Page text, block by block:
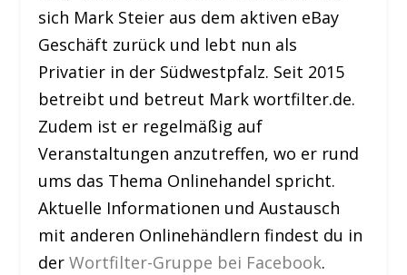
sich Mark Steier aus dem aktiven eBay
Geschäft zurück und lebt nun als
Privatier in der Südwestpfalz. Seit 2015
betreibt und betreut Mark wortfilter.de.
Zudem ist er regelmäßig auf
Veranstaltungen anzutreffen, wo er rund
ums das Thema Onlinehandel spricht.
Aktuelle Informationen und Austausch
mit anderen Onlinehändlern findest du in
derWortfilter-Gruppe bei Facebook.